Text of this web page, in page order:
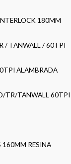
180MM
/ TANWALL / 60TPI
ALAMBRADA
TR/TANWALL 60TPI
160MM RESINA